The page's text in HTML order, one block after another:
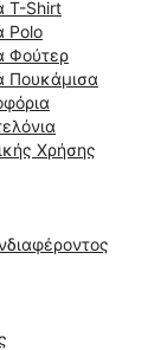
T-Shirt
Polo
Φούτερ
Πουκάμισα
Χρήσης